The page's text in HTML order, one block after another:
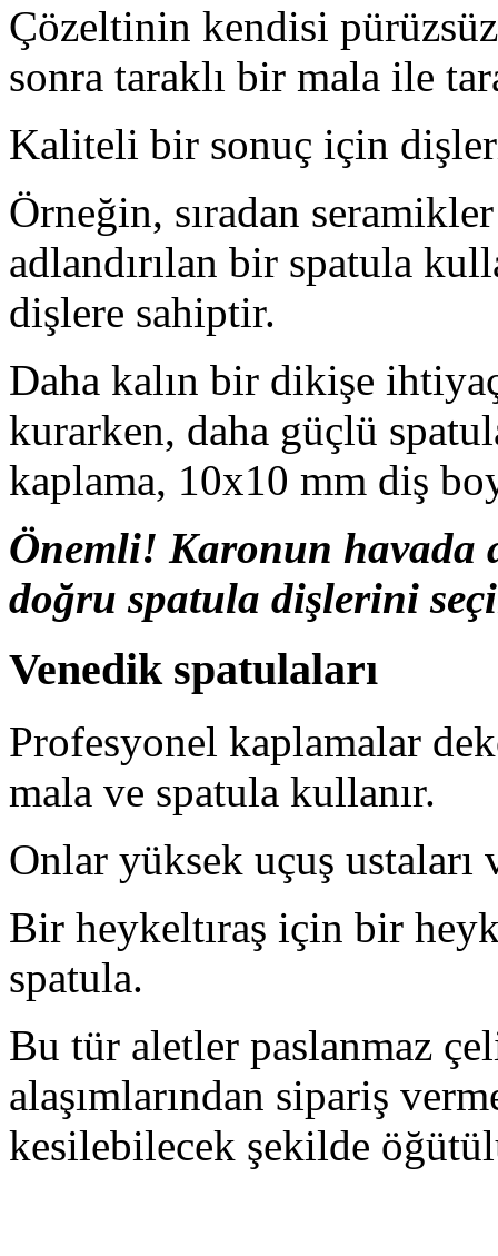
Çözeltinin kendisi
sonra taraklı bir mala ile
Kaliteli bir sonuç için
Örneğin, sıradan
adlandırılan bir spatula
dişlere sahiptir.
Daha kalın bir dikişe
kurarken, daha güçlü
kaplama, 10x10 mm diş
Önemli! Karonun havada
doğru spatula dişlerini
Venedik spatulaları
Profesyonel kaplamalar
mala ve spatula kullanır.
Onlar yüksek uçuş
Bir heykeltıraş için bir
spatula.
Bu tür aletler paslanmaz
alaşımlarından sipariş
kesilebilecek şekilde